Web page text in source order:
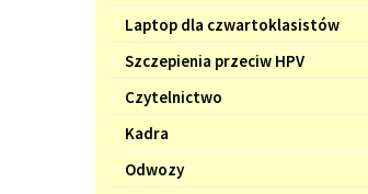
Laptop dla czwartoklasistów
Szczepienia przeciw HPV
Czytelnictwo
Kadra
Odwozy